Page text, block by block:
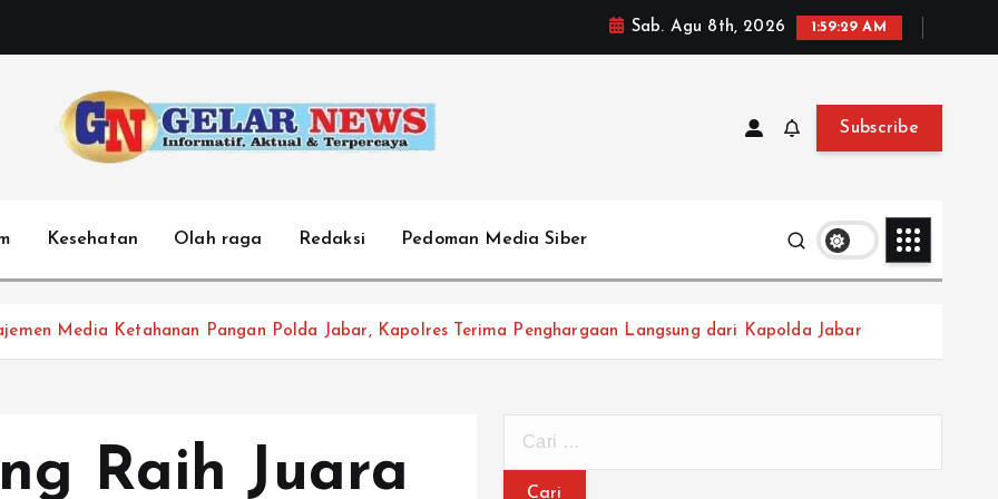
Sab. Agu 8th, 2026 1:59:31 AM
Subscribe
Kesehatan Olah raga Redaksi Pedoman Media Siber
Media Ketahanan Pangan Polda Jabar, Kapolres Terima Penghargaan Langsung dari Kapolda Jabar
Raih Juara